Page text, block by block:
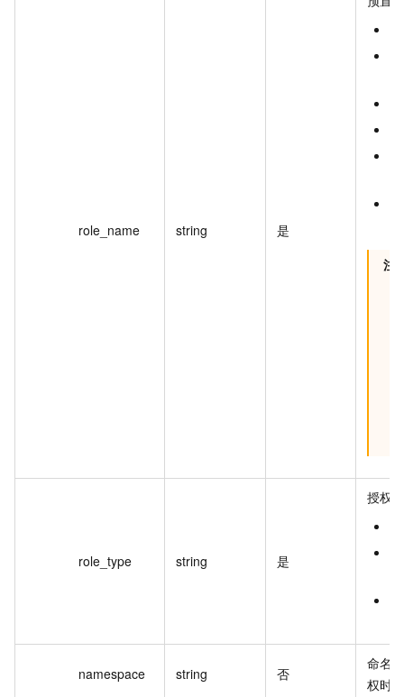
role_name string 是
注
role_type string 是
授权
namespace string 否
命名
权时